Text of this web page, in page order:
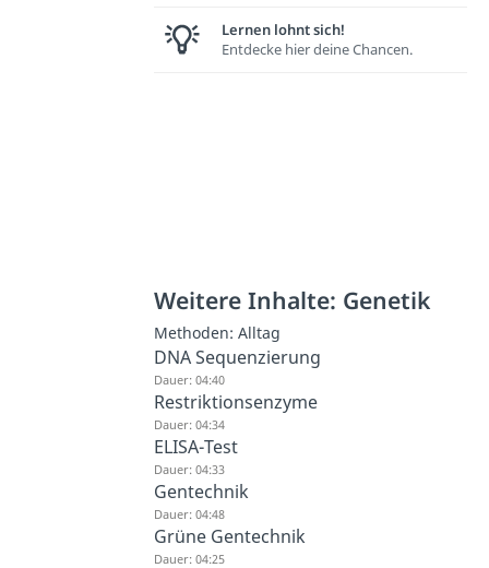
Lernen lohnt sich!
Entdecke hier deine Chancen.
Weitere Inhalte: Genetik
Methoden: Alltag
DNA Sequenzierung
Dauer: 04:40
Restriktionsenzyme
Dauer: 04:34
ELISA-Test
Dauer: 04:33
Gentechnik
Dauer: 04:48
Grüne Gentechnik
Dauer: 04:25